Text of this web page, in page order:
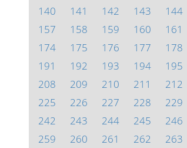
140
141 142 143 144
157
158 159 160 161
174
175 176 177 178
191
192 193 194 195
208
209 210 211 212
225
226 227 228 229
242
243 244 245 246
259
260 261 262 263